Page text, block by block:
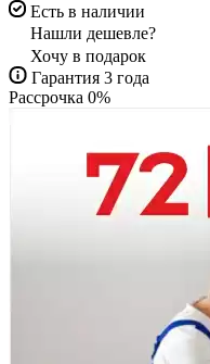
Есть в наличии
Нашли дешевле?
Хочу в подарок
Гарантия 3 года
Рассрочка 0%